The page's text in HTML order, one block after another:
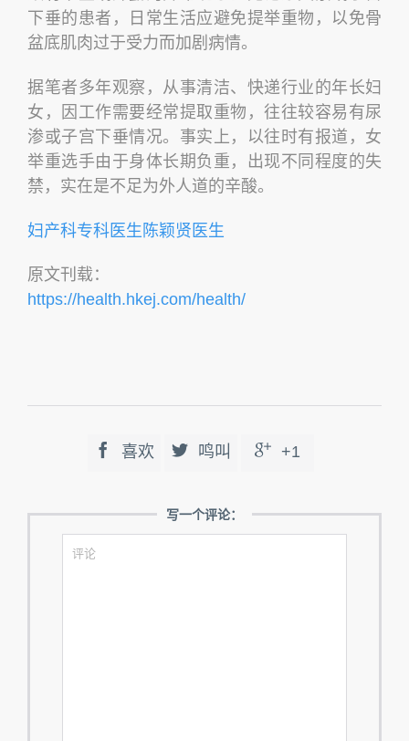
下垂的患者，日常生活应避免提举重物，以免骨
盆底肌肉过于受力而加剧病情。
据笔者多年观察，从事清洁、快递行业的年长妇
女，因工作需要经常提取重物，往往较容易有尿
渗或子宫下垂情况。事实上，以往时有报道，女
举重选手由于身体长期负重，出现不同程度的失
禁，实在是不足为外人道的辛酸。
妇产科专科医生陈颖贤医生
原文刊载：
https://health.hkej.com/health/
 喜欢  鸣叫  +1
写一个评论：